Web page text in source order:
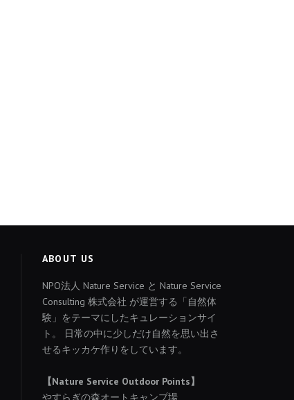
ABOUT US
NPO法人 Nature Service と Nature Service
Consulting 株式会社 が運営する「自然体
験」をテーマにしたキュレーションサイ
ト。 日常の中に少しだけ自然を思い出さ
せるキッカケ作りをしています。
【Nature Service Outdoor Points】
やすらぎの森オートキャンプ場